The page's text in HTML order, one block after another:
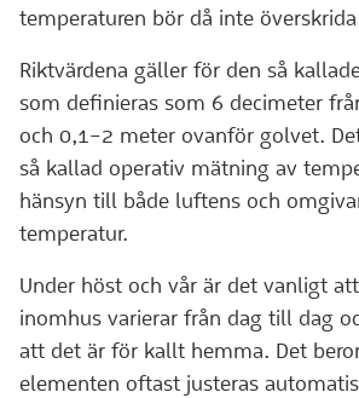
temperaturen bör då inte
Riktvärdena gäller för den så
som definieras som 6 decimeter
och 0,1–2 meter ovanför golvet.
så kallad operativ mätning av
hänsyn till både luftens och
temperatur.
Under höst och vår är det vanligt
inomhus varierar från dag till dag
att det är för kallt hemma. Det
elementen oftast justeras